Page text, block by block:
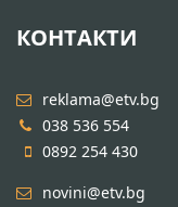
КОНТАКТИ
reklama@etv.bg
038 536 554
0892 254 430
novini@etv.bg